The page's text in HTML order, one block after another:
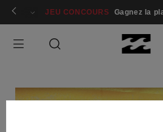
Se connecter / s'inscrire
JEU CONCOURS Gagnez la